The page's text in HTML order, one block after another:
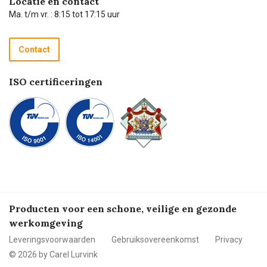
Technische dienst
Recycle programma
Betalen
Ma. t/m vr. : 8:15 tot 17:15 uur
Contact
ISO certificeringen
Producten voor een schone, veilige en gezonde
werkomgeving
Leveringsvoorwaarden Gebruiksovereenkomst
Privacy
© 2026 by Carel Lurvink